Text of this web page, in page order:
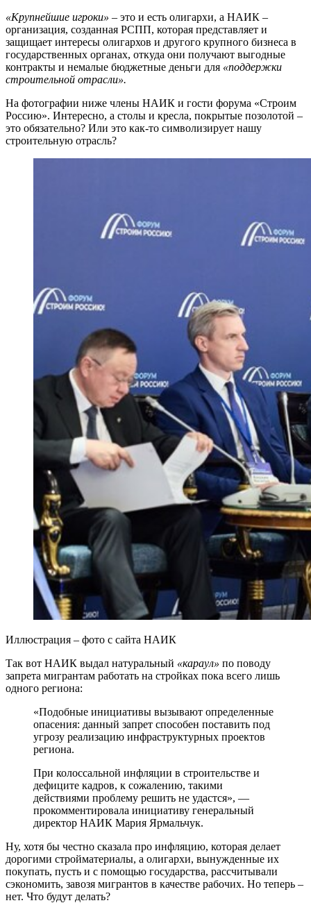
«Крупнейшие игроки» – это и есть олигархи, а НАИК –
организация, созданная РСПП, которая представляет и
защищает интересы олигархов и другого крупного бизнеса в
государственных органах, откуда они получают выгодные
контракты и немалые бюджетные деньги для «поддержки
строительной отрасли».
На фотографии ниже члены НАИК и гости форума «Строим
Россию». Интересно, а столы и кресла, покрытые позолотой –
это обязательно? Или это как-то символизирует нашу
строительную отрасль?
Иллюстрация – фото с сайта НАИК
Так вот НАИК выдал натуральный «караул» по поводу
запрета мигрантам работать на стройках пока всего лишь
одного региона:
«Подобные инициативы вызывают определенные
опасения: данный запрет способен поставить под
угрозу реализацию инфраструктурных проектов
региона.
При колоссальной инфляции в строительстве и
дефиците кадров, к сожалению, такими
действиями проблему решить не удастся», —
прокомментировала инициативу генеральный
директор НАИК Мария Ярмальчук.
Ну, хотя бы честно сказала про инфляцию, которая делает
дорогими стройматериалы, а олигархи, вынужденные их
покупать, пусть и с помощью государства, рассчитывали
сэкономить, завозя мигрантов в качестве рабочих. Но теперь –
нет. Что будут делать?